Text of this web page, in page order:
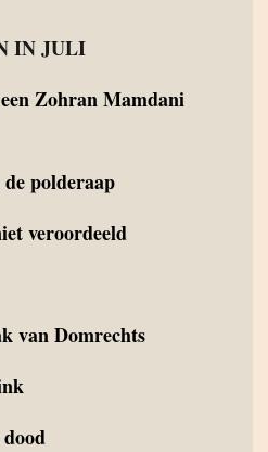
IN JULI
Zohran Mamdani
polderaap
veroordeeld
van Domrechts